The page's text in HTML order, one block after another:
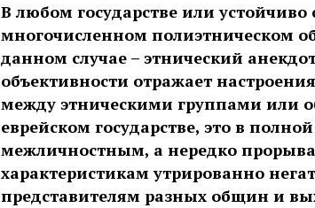
В любом государстве или
многочисленном полиэтническом
данном случае – этнический
объективности отражает
между этническими группами или
еврейском государстве, это в
межличностным, а нередко
характеристикам утрированно
представителям разных общин и